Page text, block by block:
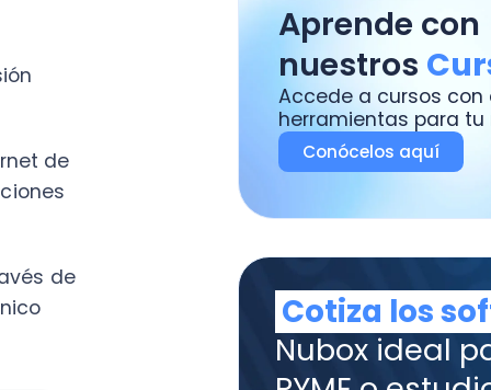
Cotiza los software
Nubox ideal para tu
PYME o estudio
Factura y Admnistración,
Contabilidad, Remuneraciones y
Quiero Cotizar